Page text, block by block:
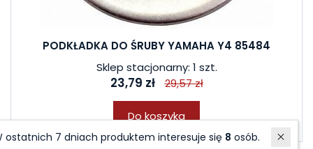
PODKŁADKA DO ŚRUBY YAMAHA Y4 85484
Sklep stacjonarny: 1 szt.
23,79 zł 29,57 zł
Do koszyka
W ostatnich 7 dniach produktem interesuje się8osób.